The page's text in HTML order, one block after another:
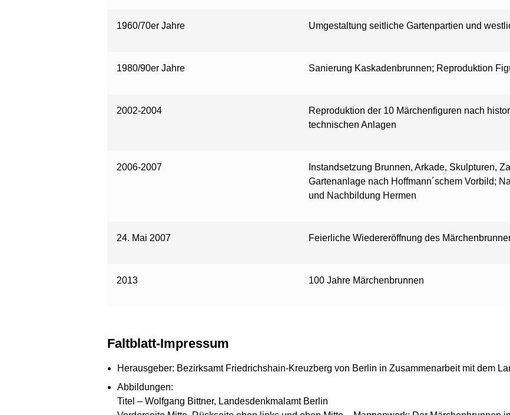
1960/70er Jahre Umgestaltung seitliche Gartenpartien und
1980/90er Jahre Sanierung Kaskadenbrunnen; Reproduktion
2002-2004
Reproduktion der 10 Märchenfiguren nach
technischen Anlagen
2006-2007
Instandsetzung Brunnen, Arkade, Skulpturen,
Gartenanlage nach Hoffmann´schem Vorbild;
und Nachbildung Hermen
24. Mai 2007 Feierliche Wiedereröffnung des
2013 100 Jahre Märchenbrunnen
Faltblatt-Impressum
Herausgeber: Bezirksamt Friedrichshain-Kreuzberg von Berlin in Zusammenarbeit mit dem
Abbildungen:
Titel – Wolfgang Bittner, Landesdenkmalamt Berlin